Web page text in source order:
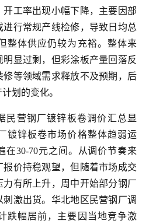
开工率出现小幅下降，主要因部
进行常规产线检修，导致日均总
整体供应仍较为充裕。整体来
显过剩，但彩涂板产量回落反
修等领域需求释放不及预期，后
划的变化。
民营钢厂镀锌板卷调价汇总显
镀锌板卷市场价格整体趋弱运
在30-70元之间。从调价节奏来
报价持稳观望，但随着市场成交
力有所上升，周中开始部分钢厂
刺激出货。华北地区民营钢厂调
跌幅居前，主要因当地竞争激